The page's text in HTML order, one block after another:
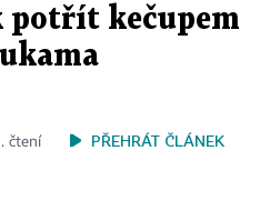
potřít kečupem
čtení PŘEHRÁT ČLÁNEK